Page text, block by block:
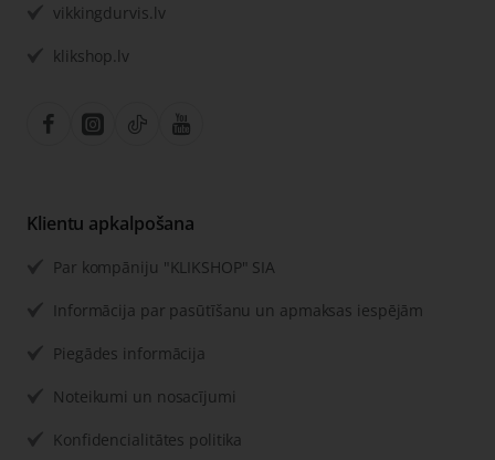
vikkingdurvis.lv
klikshop.lv
Klientu apkalpošana
Par kompāniju "KLIKSHOP" SIA
Informācija par pasūtīšanu un apmaksas iespējām
Piegādes informācija
Noteikumi un nosacījumi
Konfidencialitātes politika